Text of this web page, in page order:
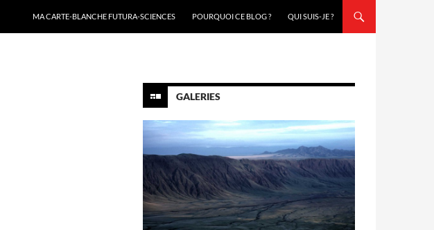
MA CARTE-BLANCHE FUTURA-SCIENCES
POURQUOI CE BLOG ? QUI SUIS-JE ?
GALERIES